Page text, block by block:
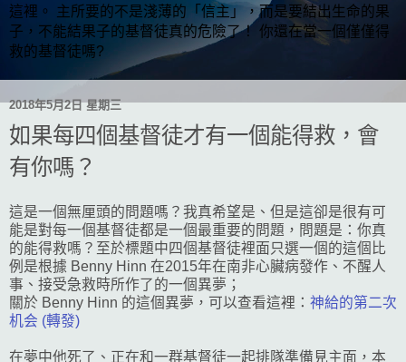
這裡。 主所要的不是淺薄的「信主」，而是要結出生命的果
子，不能結果子的基督徒真的危險了！ 你還在當一個僅僅得
救的基督徒嗎?
2018年5月2日 星期三
如果每四個基督徒才有一個能得救，會
有你嗎？
這是一個無厘頭的問題嗎？我真希望是、但是這卻是很有可
能是對每一個基督徒都是一個最重要的問題，問題是：你真
的能得救嗎？至於標題中四個基督徒裡面只選一個的這個比
例是根據 Benny Hinn 在2015年在南非心臟病發作、不醒人
事、接受急救時所作了的一個異夢；
關於 Benny Hinn 的這個異夢，可以查看這裡： 神給的第二次
机会 (轉發)
在夢中他死了、正在和一群基督徒一起排隊準備見主面，本